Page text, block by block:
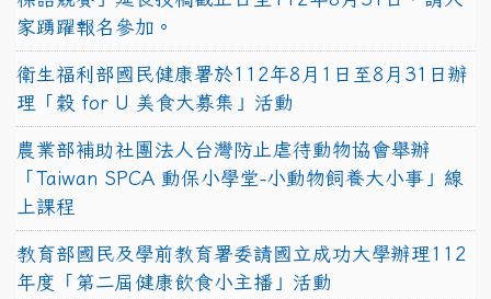
家踴躍報名參加。
衛生福利部國民健康署於112年8月1日至8月31日辦
理「穀 for U 美食大募集」活動
農業部補助社團法人台灣防止虐待動物協會舉辦
「Taiwan SPCA 動保小學堂-小動物飼養大小事」線
上課程
教育部國民及學前教育署委請國立成功大學辦理112
年度「第二屆健康飲食小主播」活動